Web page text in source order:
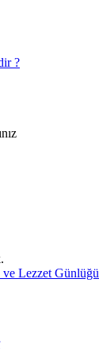
?
Lezzet Günlüğü